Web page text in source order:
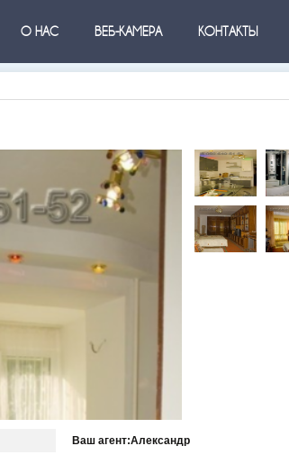
О НАС ВЕБ-КАМЕРА КОНТАКТЫ
Ваш агент:Александр